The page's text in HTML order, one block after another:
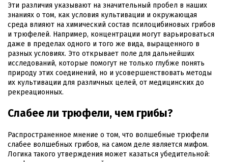
Эти различия указывают на значительный пробел в наших
знаниях о том, как условия культивации и окружающая
среда влияют на химический состав псилоцибиновых грибов
и трюфелей. Например, концентрации могут варьироваться
даже в пределах одного и того же вида, выращенного в
разных условиях. Это открывает поле для дальнейших
исследований, которые помогут не только глубже понять
природу этих соединений, но и усовершенствовать методы
их культивации для различных целей, от медицинских до
рекреационных.
Слабее ли трюфели, чем грибы?
Распространенное мнение о том, что волшебные трюфели
слабее волшебных грибов, на самом деле является мифом.
Логика такого утверждения может казаться убедительной: